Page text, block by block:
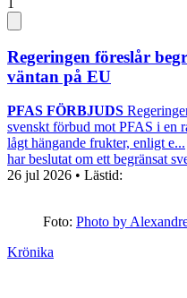
1
Regeringen föreslår
väntan på EU
PFAS FÖRBJUDS
svenskt förbud mot PFAS i en
lågt hängande frukter, enligt e...
har beslutat om ett begränsat
26 jul 2026 • Lästid:
Foto: Photo by
Krönika